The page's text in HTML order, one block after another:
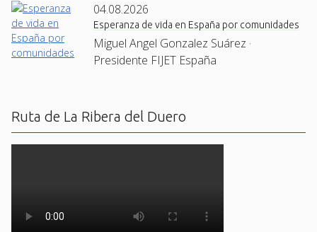
04.08.2026
Esperanza de vida en España por comunidades
Miguel Angel Gonzalez Suárez ·
Presidente FIJET España
Ruta de La Ribera del Duero